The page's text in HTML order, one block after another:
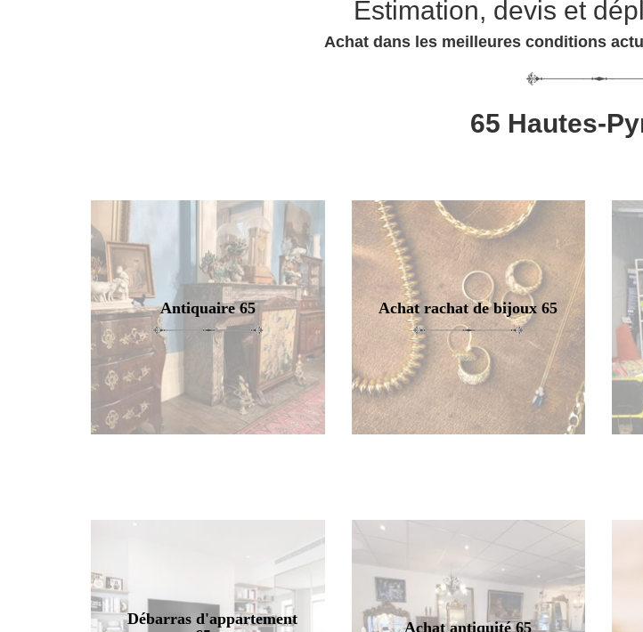
Estimation, devis et
Achat dans les meilleures conditions
65 Hautes-
Antiquaire 65 Achat rachat de bijoux 65
Débarras d'appartement
Achat antiquité 65